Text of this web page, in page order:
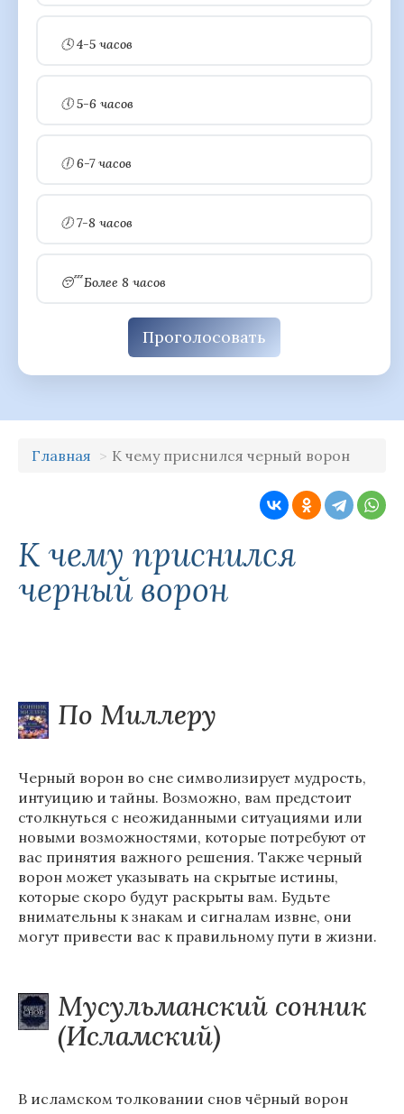
🕓 4-5 часов
🕔 5-6 часов
🕕 6-7 часов
🕖 7-8 часов
😴 Более 8 часов
Проголосовать
Главная К чему приснился черный ворон
К чему приснился
черный ворон
По Миллеру
Черный ворон во сне символизирует мудрость,
интуицию и тайны. Возможно, вам предстоит
столкнуться с неожиданными ситуациями или
новыми возможностями, которые потребуют от
вас принятия важного решения. Также черный
ворон может указывать на скрытые истины,
которые скоро будут раскрыты вам. Будьте
внимательны к знакам и сигналам извне, они
могут привести вас к правильному пути в жизни.
Мусульманский сонник
(Исламский)
В исламском толковании снов чёрный ворон